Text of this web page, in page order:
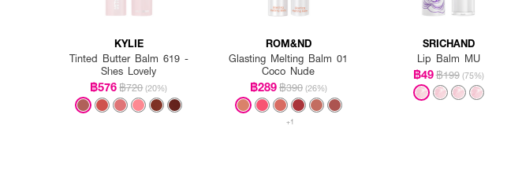
KYLIE
Tinted Butter Balm 619 -
Shes Lovely
฿576฿720 (20%)
ROM&ND
Glasting Melting Balm 01
Coco Nude
฿289฿390 (26%)
+1
SRICHAND
Lip Balm MU
฿49฿199 (75%)